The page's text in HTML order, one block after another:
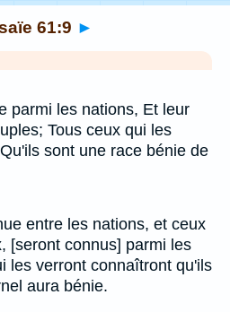
61:9 ►
parmi les nations, Et leur
Tous ceux qui les
sont une race bénie de
entre les nations, et ceux
[seront connus] parmi les
les verront connaîtront qu'ils
aura bénie.